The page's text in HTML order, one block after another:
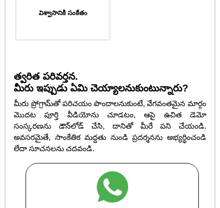
విశ్వాసానికి సంకేతం
త్వరిత పరివర్తన.
మీరు ఇప్పుడు ఏమి చెయ్యాలనుకుంటున్నారు?
మీరు ప్రోగ్రామ్‌తో పరిచయం పొందాలనుకుంటే, వేగవంతమైన మార్గం
మొదట పూర్తి వీడియోను చూడటం, ఆపై ఉచిత డెమో
సంస్కరణను డౌన్‌లోడ్ చేసి, దానితో మీరే పని చేయండి.
అవసరమైతే, సాంకేతిక మద్దతు నుండి ప్రదర్శనను అభ్యర్థించండి
లేదా సూచనలను చదవండి.